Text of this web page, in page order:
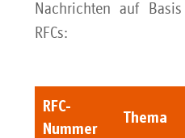
Nachrichten auf
RFCs:
RFC-
Nummer
Thema